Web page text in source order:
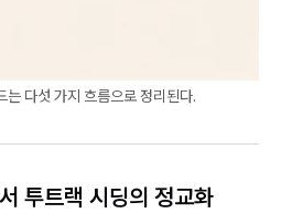
다섯 가지 흐름으로 정리된다.
투트랙 시딩의 정교화